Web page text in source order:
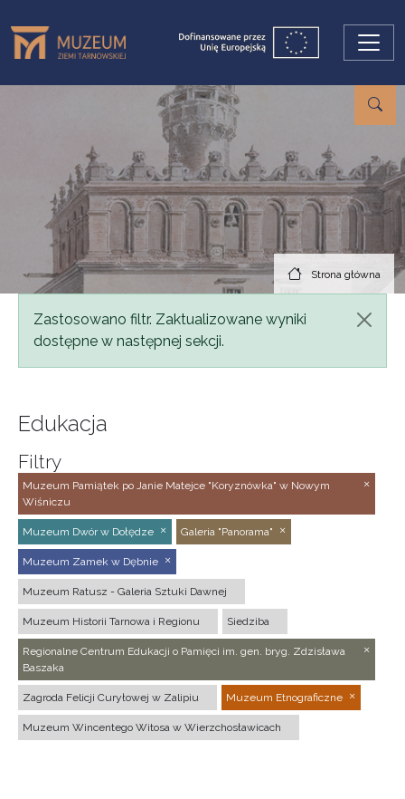
Strona główna
Komunikat
Zastosowano filtr. Zaktualizowane wyniki
dostępne w następnej sekcji.
Edukacja
Filtry
Muzeum Pamiątek po Janie Matejce "Koryznówka" w Nowym
Wiśniczu
Muzeum Dwór w Dołędze Galeria "Panorama"
Muzeum Zamek w Dębnie
Muzeum Ratusz - Galeria Sztuki Dawnej
Muzeum Historii Tarnowa i Regionu Siedziba
Regionalne Centrum Edukacji o Pamięci im. gen. bryg. Zdzisława
Baszaka
Zagroda Felicji Curyłowej w Zalipiu Muzeum Etnograficzne
Muzeum Wincentego Witosa w Wierzchosławicach